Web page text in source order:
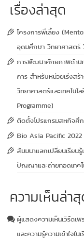
เรื่องล่าสุด
โครงการพี่เลี้ยง
อุดมศึกษา วิทยาศาสตร์
การพัฒนาศักยภาพด้าน
การ สำหรับหน่วยเร่งสร้
วิทยาศาสตร์และเทคโน
Programme)
ติดตั้งโปรแกรมสหกิจศึ
Bio Asia Pacific 2022
สัมมนาแลกเปลี่ยนเรียน
ปัญญาและถ่ายทอดเทคโ
ความเห็นล่า
ผู้แสดงความเห็นเวิร์ดเพ
และความรู้ความเข้าใจ